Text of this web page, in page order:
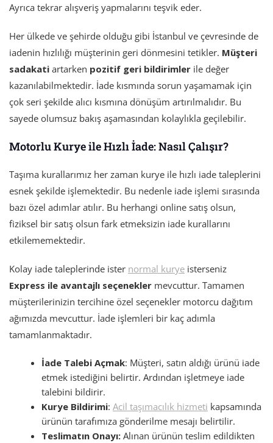
Ayrıca tekrar alışveriş yapmalarını teşvik eder.
Her ülkede ve şehirde olduğu gibi İstanbul ve çevresinde de
iadenin hızlılığı müşterinin geri dönmesini tetikler. Müşteri
sadakati artarken pozitif geri bildirimler ile değer
kazanılabilmektedir. İade kısmında sorun yaşamamak için
çok seri şekilde alıcı kısmına dönüşüm artırılmalıdır. Bu
sayede olumsuz bakış aşamasından kolaylıkla geçilebilir.
Motorlu Kurye ile Hızlı İade: Nasıl Çalışır?
Taşıma kurallarımız her zaman kurye ile hızlı iade taleplerini
esnek şekilde işlemektedir. Bu nedenle iade işlemi sırasında
bazı özel adımlar atılır. Bu herhangi online satış olsun,
fiziksel bir satış olsun fark etmeksizin iade kurallarını
etkilememektedir.
Kolay iade taleplerinde ister normal kurye isterseniz
Express ile avantajlı seçenekler mevcuttur. Tamamen
müşterilerinizin tercihine özel seçenekler motorcu dağıtım
ağımızda mevcuttur. İade işlemleri bir kaç adımla
tamamlanmaktadır.
İade Talebi Açmak: Müşteri, satın aldığı ürünü iade
etmek istediğini belirtir. Ardından işletmeye iade
talebini bildirir.
Kurye Bildirimi:Acil taşımacılık hizmeti kapsamında
ürünün tarafımıza gönderilme mesajı belirtilir.
Teslimatın Onayı: Alınan ürünün teslim edildikten